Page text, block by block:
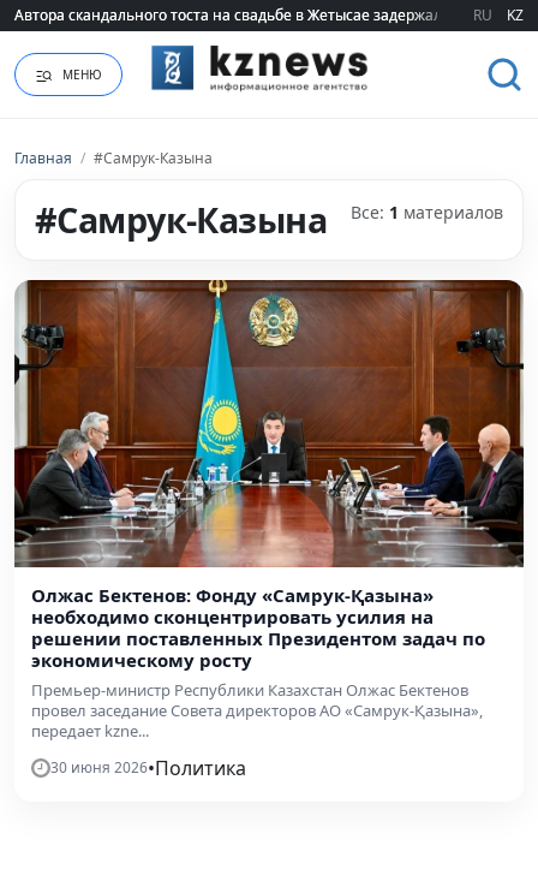
Автора скандального тоста на свадьбе в Жетысае задержали
Автора скандального тоста на свадьбе в Жетысае задержали RU KZ
МЕНЮ
Главная / #Самрук-Казына
#Самрук-Казына Все: 1 материалов
Олжас Бектенов: Фонду «Самрук-Қазына»
необходимо сконцентрировать усилия на
решении поставленных Президентом задач по
экономическому росту
Премьер-министр Республики Казахстан Олжас Бектенов
провел заседание Совета директоров АО «Самрук-Қазына»,
передает kzne...
30 июня 2026•Политика